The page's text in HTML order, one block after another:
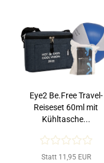
Eye2 Be.Free Travel-
Reiseset 60ml mit
Kühltasche...
Statt 11,95 EUR